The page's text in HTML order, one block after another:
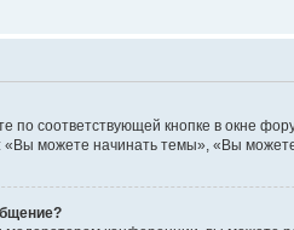
по соответствующей кнопке в окне
можете начинать темы», «Вы можете